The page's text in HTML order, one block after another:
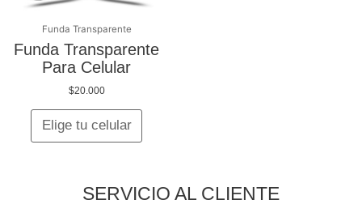
Funda Transparente
Funda Transparente
Para Celular
$20.000
Elige tu celular
elegir
la
SERVICIO AL CLIENTE